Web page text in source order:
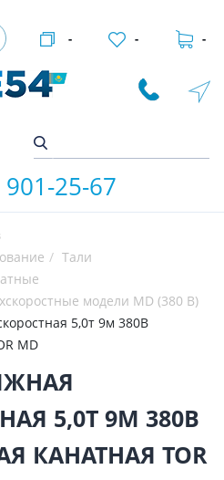
- - -
25-67
Тали
модели MD (380 В)
5,0т 9м 380В
MD
380В
КАНАТНАЯ TOR